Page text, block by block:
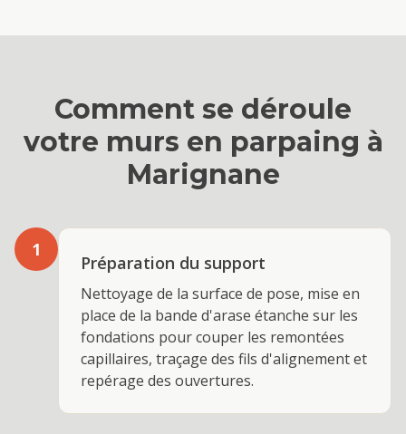
Comment se déroule
votre murs en parpaing à
Marignane
1
Préparation du support
Nettoyage de la surface de pose, mise en
place de la bande d'arase étanche sur les
fondations pour couper les remontées
capillaires, traçage des fils d'alignement et
repérage des ouvertures.